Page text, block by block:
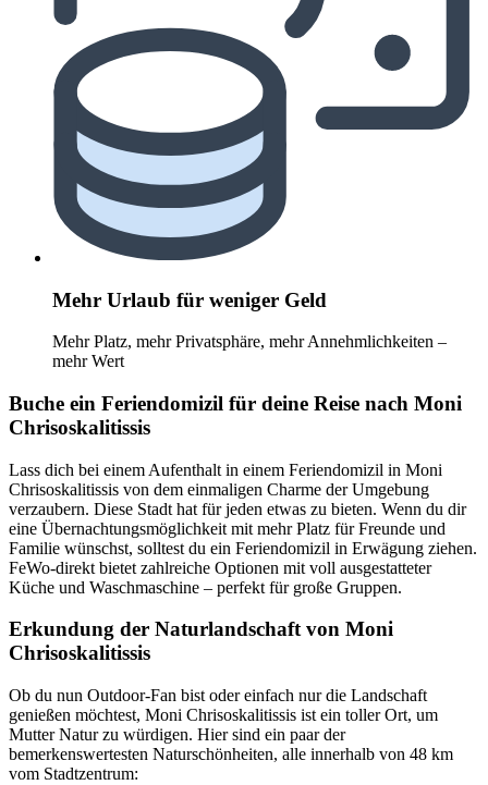
Mehr Urlaub für weniger Geld
Mehr Platz, mehr Privatsphäre, mehr Annehmlichkeiten –
mehr Wert
Buche ein Feriendomizil für deine Reise nach Moni
Chrisoskalitissis
Lass dich bei einem Aufenthalt in einem Feriendomizil in Moni
Chrisoskalitissis von dem einmaligen Charme der Umgebung
verzaubern. Diese Stadt hat für jeden etwas zu bieten. Wenn du dir
eine Übernachtungsmöglichkeit mit mehr Platz für Freunde und
Familie wünschst, solltest du ein Feriendomizil in Erwägung ziehen.
FeWo-direkt bietet zahlreiche Optionen mit voll ausgestatteter
Küche und Waschmaschine – perfekt für große Gruppen.
Erkundung der Naturlandschaft von Moni
Chrisoskalitissis
Ob du nun Outdoor-Fan bist oder einfach nur die Landschaft
genießen möchtest, Moni Chrisoskalitissis ist ein toller Ort, um
Mutter Natur zu würdigen. Hier sind ein paar der
bemerkenswertesten Naturschönheiten, alle innerhalb von 48 km
vom Stadtzentrum: